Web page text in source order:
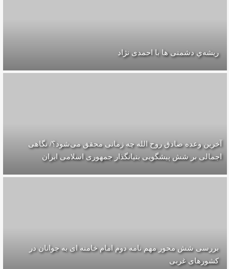
ریشه‌ي دشمنی ها با احمدی نژاد
آخرین وعده صادق روح الله چه زمانی محقق می‌شود؟/ نگاهی
اجمالی بر شش پیشگویی بنیانگذار جمهوری اسلامی ایران
بررسی شش محور مهم نامه دوم امام خامنه ای به جوانان در
کشورهای غربی